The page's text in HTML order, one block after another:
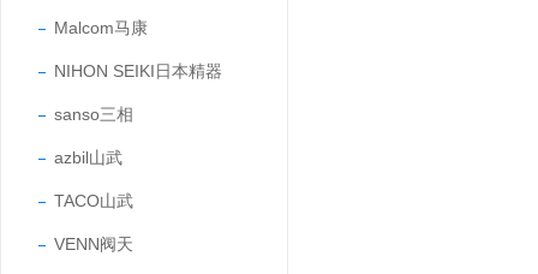
Malcom马康
NIHON SEIKI日本精器
sanso三相
azbil山武
TACO山武
VENN阀天